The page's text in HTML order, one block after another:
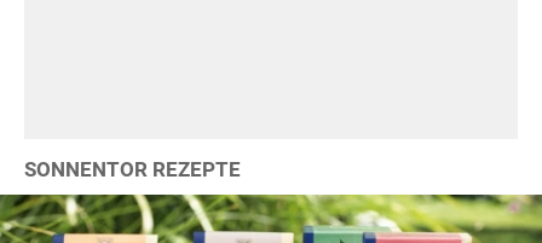
SONNENTOR REZEPTE